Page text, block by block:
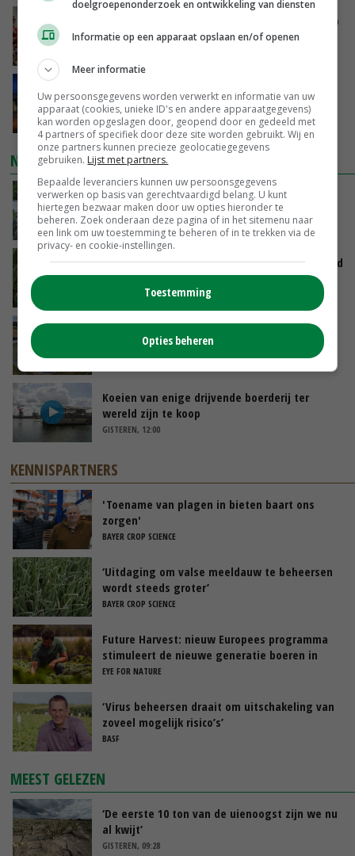
Oorlogen en El Niño stuwen voedselprijzen op
hogere omzet
VANDAAG, 14:35
NIEUWSTE VIDEO'S
Oekraïne-vlogger Kees Huizinga: ‘Bezoek van
de ambassade mag zelf groente plukken’
VANDAAG, 12:00
Limburgse mais van Frijns doet het verrassend
goed
VANDAAG, 10:00
Droogte veroorzaakt steeds meer problemen:
‘Bassin afgelopen week al leeg’
GISTEREN, 14:06
Koeien van enige drijvende boerderij ter
wereld zijn te koop
GISTEREN, 12:00
KENNISPARTNERS
'Toename van plagen in bieten baart ons
zorgen'
BAYER CROP SCIENCE
‘Uitdaging om valse meeldauw te beheersen
wordt steeds groter’
BAYER CROP SCIENCE
Future Harvest: nieuw Europees programma
stimuleert de nieuwe generatie boeren in
Nederland
EYE FOR NATURE
‘Virus beheersen draait om uitschakeling van
zoveel mogelijk risico’s’
BASF
MEEST GELEZEN
‘De eerste 10 ton van de uienoogst zijn we nu
al kwijt’
GISTEREN, 09:28
doelgroepenonderzoek en ontwikkeling van diensten
Informatie op een apparaat opslaan en/of openen
Meer informatie
Uw persoonsgegevens worden verwerkt en informatie van uw
apparaat (cookies, unieke ID's en andere apparaatgegevens)
kan worden opgeslagen door, geopend door en gedeeld met
4 partners of specifiek door deze site worden gebruikt. Wij en
onze partners kunnen precieze geolocatiegegevens
gebruiken. Lijst met partners.
Bepaalde leveranciers kunnen uw persoonsgegevens
verwerken op basis van gerechtvaardigd belang. U kunt
hiertegen bezwaar maken door uw opties hieronder te
beheren. Zoek onderaan deze pagina of in het sitemenu naar
een link om uw toestemming te beheren of in te trekken via de
privacy- en cookie-instellingen.
Toestemming
Opties beheren